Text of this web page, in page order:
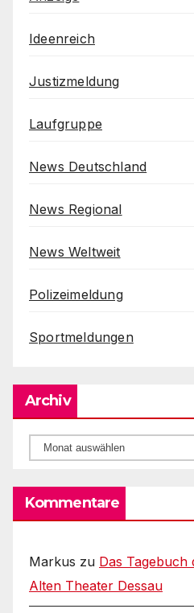
Ideenreich
Justizmeldung
Laufgruppe
News Deutschland
News Regional
News Weltweit
Polizeimeldung
Sportmeldungen
Archiv
Archiv
Kommentare
Markus zu Das
Alten Theater Dessau